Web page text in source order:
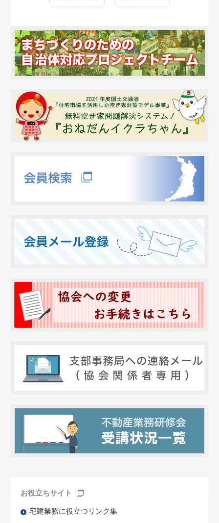
お役立ちサイト
宅建業務に役立つリンク集